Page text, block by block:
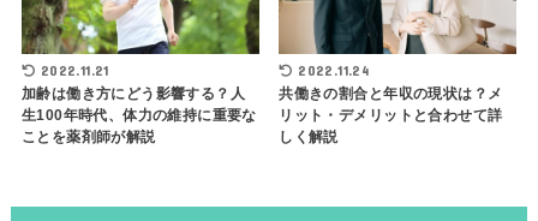
2022.11.21
加齢は働き方にどう影響する？人
生100年時代、体力の維持に重要な
ことを薬剤師が解説
2022.11.24
共働きの割合と年収の現状は？メ
リット・デメリットと合わせて詳
しく解説